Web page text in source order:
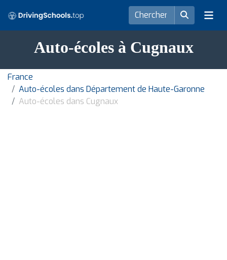
Auto-écoles à Cugnaux
France
Auto-écoles dans Département de Haute-Garonne
Auto-écoles dans Cugnaux